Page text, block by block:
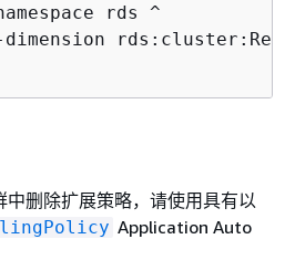
rds ^
删除扩展策略，请使用具有以
Application Auto